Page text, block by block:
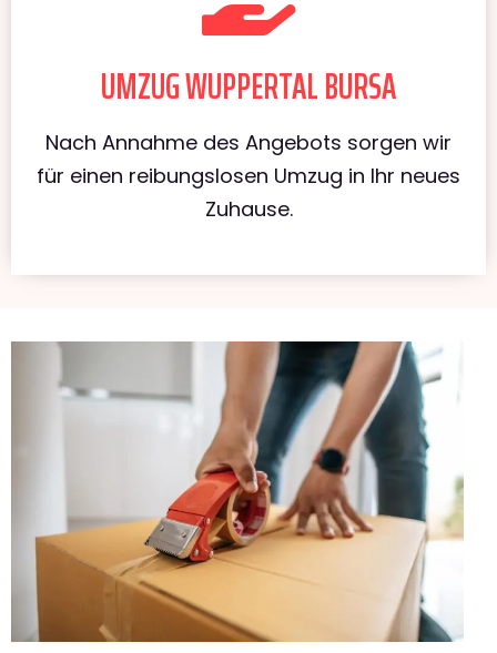
UMZUG WUPPERTAL BURSA
Nach Annahme des Angebots sorgen wir
für einen reibungslosen Umzug in Ihr neues
Zuhause.